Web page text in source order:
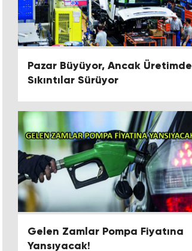
Pazar Büyüyor, Ancak Üretimde
Sıkıntılar Sürüyor
Gelen Zamlar Pompa Fiyatına
Yansıyacak!